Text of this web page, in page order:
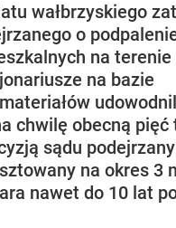
wałbrzyskiego
o
na
na bazie
chwilę obecną pięć
sądu
na okres 3
nawet do 10 lat